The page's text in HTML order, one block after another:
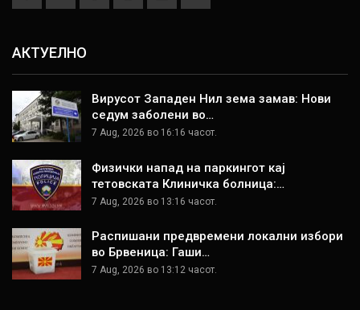
АКТУЕЛНО
Вирусот Западен Нил зема замав: Нови
седум заболени во…
7 Aug, 2026 во 16:16 часот.
Физички напад на паркингот кај
тетовската Клиничка болница:…
7 Aug, 2026 во 13:16 часот.
Распишани предвремени локални избори
во Брвеница: Гаши…
7 Aug, 2026 во 13:12 часот.